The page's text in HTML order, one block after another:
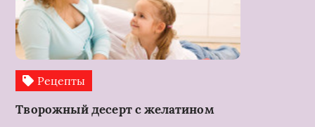
Рецепты
Творожный десерт с желатином